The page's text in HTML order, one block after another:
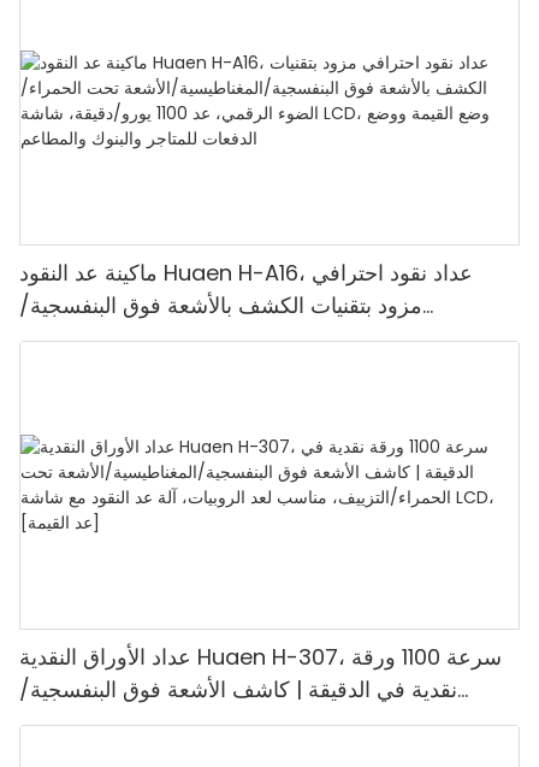
ماكينة عد النقود Huaen H-A16، عداد نقود احترافي
مزود بتقنيات الكشف بالأشعة فوق البنفسجية/
المغناطيسية/الأشعة تحت الحمراء/الضوء الرقمي، عد
عداد الأوراق النقدية Huaen H-307، سرعة 1100 ورقة
نقدية في الدقيقة | كاشف الأشعة فوق البنفسجية/
المغناطيسية/الأشعة تحت الحمراء/التزييف، مناسب لعد